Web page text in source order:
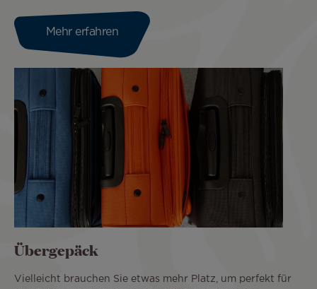
Mehr erfahren
Übergepäck
Vielleicht brauchen Sie etwas mehr Platz, um perfekt für